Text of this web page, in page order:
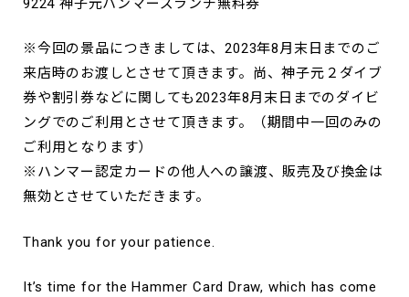
※今回の景品につきましては、2023年8月末日までのご
来店時のお渡しとさせて頂きます。尚、神子元２ダイブ
券や割引券などに関しても2023年8月末日までのダイビ
ングでのご利用とさせて頂きます。（期間中一回のみの
ご利用となります）
※ハンマー認定カードの他人への譲渡、販売及び換金は
無効とさせていただきます。
Thank you for your patience.
It’s time for the Hammer Card Draw, which has come